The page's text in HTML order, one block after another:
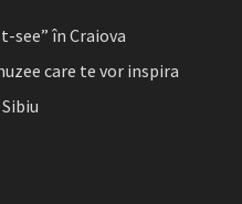
see” în Craiova
care te vor inspira